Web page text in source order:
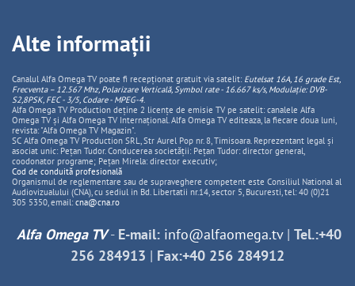
Alte informații
Canalul Alfa Omega TV poate fi recepționat gratuit via satelit: Eutelsat 16A, 16 grade Est,
Frecventa – 12.567 Mhz, PolarizareVerticală, Symbol rate - 16.667 ks/s, Modulație: DVB-
S2,8PSK, FEC - 3/5, Codare - MPEG-4.
Alfa Omega TV Production deține 2 licențe de emisie TV pe satelit: canalele Alfa
Omega TV și Alfa Omega TV Internațional. Alfa Omega TV editeaza, la fiecare doua luni,
revista: "Alfa Omega TV Magazin".
SC Alfa Omega TV Production SRL, Str Aurel Pop nr. 8, Timisoara. Reprezentant legal și
asociat unic: Pețan Tudor. Conducerea societății: Pețan Tudor: director general,
coodonator programe; Pețan Mirela: director executiv;
Cod de conduită profesională
Organismul de reglementare sau de supraveghere competent este Consiliul National al
Audiovizualului (CNA), cu sediul in Bd. Libertatii nr.14, sector 5, Bucuresti, tel: 40 (0)21
305 5350, email: cna@cna.ro
Alfa Omega TV- E-mail: info@alfaomega.tv| Tel.:+40
256 284913 | Fax:+40 256 284912